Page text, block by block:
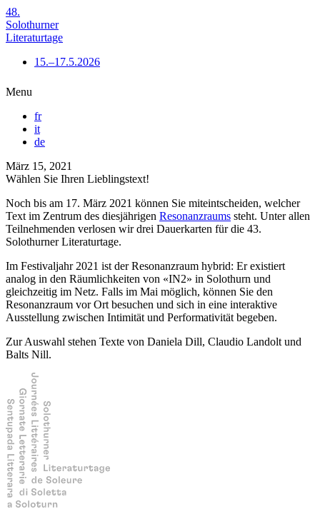
48.
Solothurner
Literaturtage
15.–17.5.2026
Menu
fr
it
de
März 15, 2021
Wählen Sie Ihren Lieblingstext!
Noch bis am 17. März 2021 können Sie miteintscheiden, welcher
Text im Zentrum des diesjährigen Resonanzraums steht. Unter allen
Teilnehmenden verlosen wir drei Dauerkarten für die 43.
Solothurner Literaturtage.
Im Festivaljahr 2021 ist der Resonanzraum hybrid: Er existiert
analog in den Räumlichkeiten von «IN2» in Solothurn und
gleichzeitig im Netz. Falls im Mai möglich, können Sie den
Resonanzraum vor Ort besuchen und sich in eine interaktive
Ausstellung zwischen Intimität und Performativität begeben.
Zur Auswahl stehen Texte von Daniela Dill, Claudio Landolt und
Balts Nill.